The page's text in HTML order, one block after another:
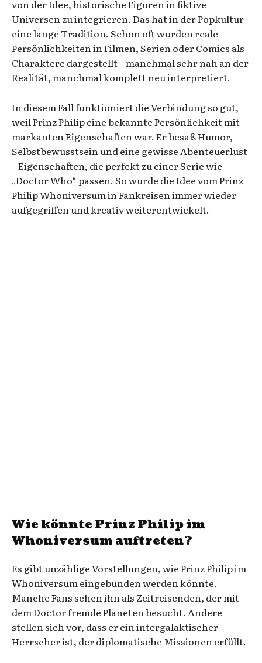
von der Idee, historische Figuren in fiktive
Universen zu integrieren. Das hat in der Popkultur
eine lange Tradition. Schon oft wurden reale
Persönlichkeiten in Filmen, Serien oder Comics als
Charaktere dargestellt – manchmal sehr nah an der
Realität, manchmal komplett neu interpretiert.
In diesem Fall funktioniert die Verbindung so gut,
weil Prinz Philip eine bekannte Persönlichkeit mit
markanten Eigenschaften war. Er besaß Humor,
Selbstbewusstsein und eine gewisse Abenteuerlust
– Eigenschaften, die perfekt zu einer Serie wie
„Doctor Who“ passen. So wurde die Idee vom Prinz
Philip Whoniversum in Fankreisen immer wieder
aufgegriffen und kreativ weiterentwickelt.
Wie könnte Prinz Philip im
Whoniversum auftreten?
Es gibt unzählige Vorstellungen, wie Prinz Philip im
Whoniversum eingebunden werden könnte.
Manche Fans sehen ihn als Zeitreisenden, der mit
dem Doctor fremde Planeten besucht. Andere
stellen sich vor, dass er ein intergalaktischer
Herrscher ist, der diplomatische Missionen erfüllt.